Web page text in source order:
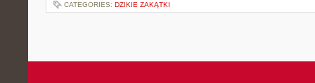
CATEGORIES: DZIKIE ZAKĄTKI